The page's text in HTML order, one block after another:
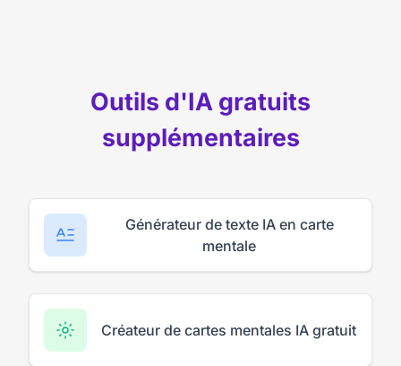
Outils d'IA gratuits
supplémentaires
Générateur de texte IA en carte
mentale
Créateur de cartes mentales IA gratuit